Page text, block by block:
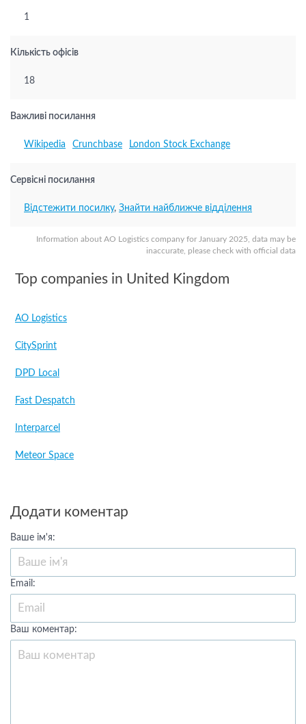
Information about AO Logistics company for January 2025, data may be
inaccurate, please check with official data
1
Кількість офісів
18
Важливі посилання
Wikipedia Crunchbase London Stock Exchange
Сервісні посилання
Відстежити посилку, Знайти найближче відділення
Top companies in United Kingdom
AO Logistics
CitySprint
DPD Local
Fast Despatch
Interparcel
Meteor Space
Додати коментар
Ваше ім'я:
Email:
Ваш коментар: